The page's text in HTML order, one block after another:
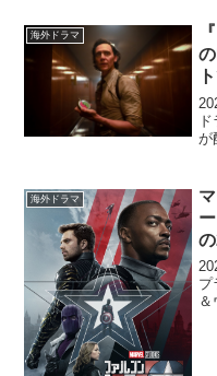
海外ドラマ
が
渡
海外ドラマ
プ
＆